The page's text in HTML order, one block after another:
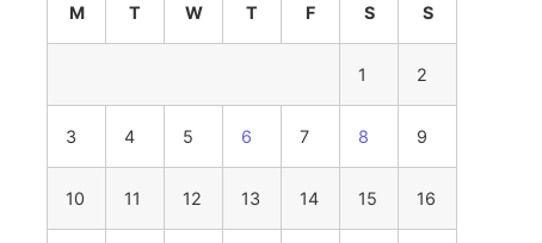
M T W T F S S
1 2
3 4 5 6 7 8 9
10 11 12 13 14 15 16